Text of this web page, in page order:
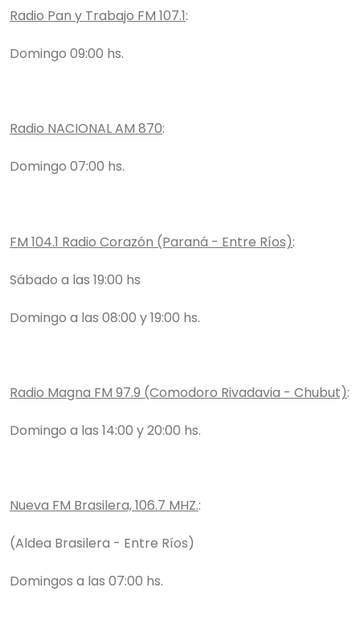
Radio Pan y Trabajo FM 107.1:
Domingo 09:00 hs.
Radio NACIONAL AM 870:
Domingo 07:00 hs.
FM 104.1 Radio Corazón (Paraná - Entre Ríos):
Sábado a las 19:00 hs
Domingo a las 08:00 y 19:00 hs.
Radio Magna FM 97.9 (Comodoro Rivadavia - Chubut):
Domingo a las 14:00 y 20:00 hs.
Nueva FM Brasilera, 106.7 MHZ.:
(Aldea Brasilera - Entre Ríos)
Domingos a las 07:00 hs.